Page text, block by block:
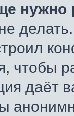
нужно
чтобы
даёт